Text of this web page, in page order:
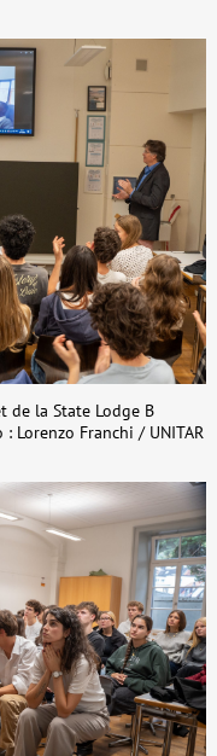
de la State Lodge B
Lorenzo Franchi / UNITAR